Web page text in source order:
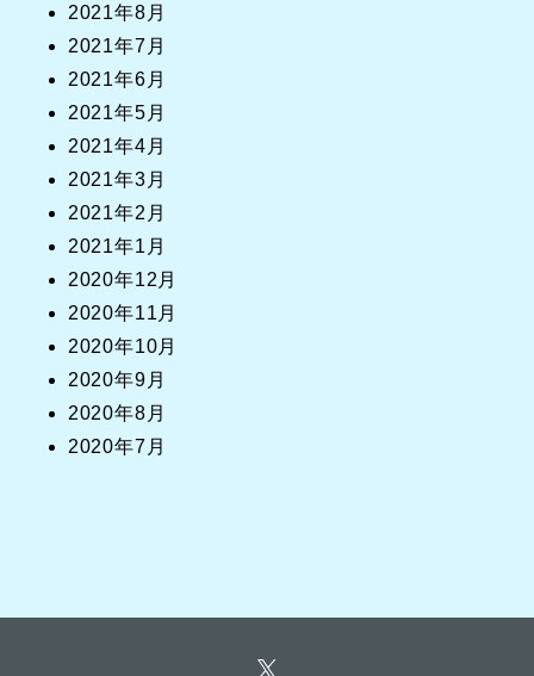
2021年8月
2021年7月
2021年6月
2021年5月
2021年4月
2021年3月
2021年2月
2021年1月
2020年12月
2020年11月
2020年10月
2020年9月
2020年8月
2020年7月